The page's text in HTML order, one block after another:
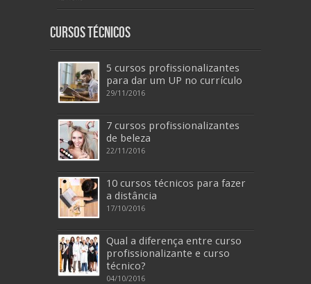
Cursos Técnicos
5 cursos profissionalizantes
para dar um UP no currículo
29/11/2016
7 cursos profissionalizantes
de beleza
22/11/2016
10 cursos técnicos para fazer
a distância
17/10/2016
Qual a diferença entre curso
profissionalizante e curso
técnico?
04/10/2016